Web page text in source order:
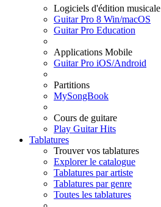
Logiciels d'édition musicale
Guitar Pro 8 Win/macOS
Guitar Pro Education
Applications Mobile
Guitar Pro iOS/Android
Partitions
MySongBook
Cours de guitare
Play Guitar Hits
Tablatures
Trouver vos tablatures
Explorer le catalogue
Tablatures par artiste
Tablatures par genre
Toutes les tablatures